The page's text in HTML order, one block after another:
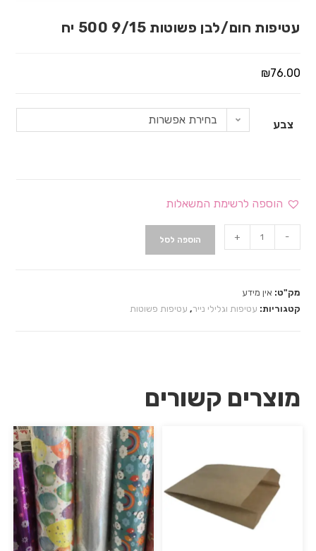
עטיפות חום/לבן פשוטות 9/15 500 יח
₪76.00
צבע בחירת אפשרות
הוספה לרשימת המשאלות
-
+ הוספה לסל
מק"ט: אין מידע
קטגוריות: עטיפות וגלילי נייר, עטיפות פשוטות
מוצרים קשורים